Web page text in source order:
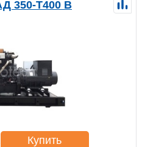
350-Т400 B
Купить